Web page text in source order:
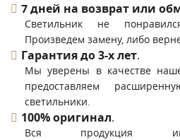
7 дней на возврат или
Светильник не
Произведем замену, либо
Гарантия до 3-х лет.
Мы уверены в качестве
предоставляем
светильники.
100% оригинал.
Вся продукция